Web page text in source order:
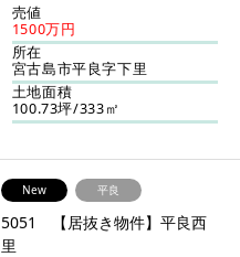
売値
1500万円
所在
宮古島市平良字下里
土地面積
100.73坪/333㎡
New 平良
5051 【居抜き物件】平良西
里